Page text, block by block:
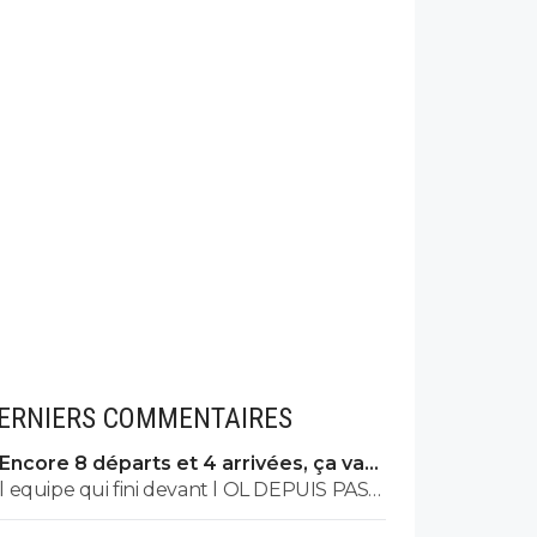
COMMENTAIRES
Encore 8 départs et 4 arrivées, ça va
valser à l'OL
l equipe qui fini devant l OL DEPUIS PAS
MAL DE TPS? lol. t es tro malin toi